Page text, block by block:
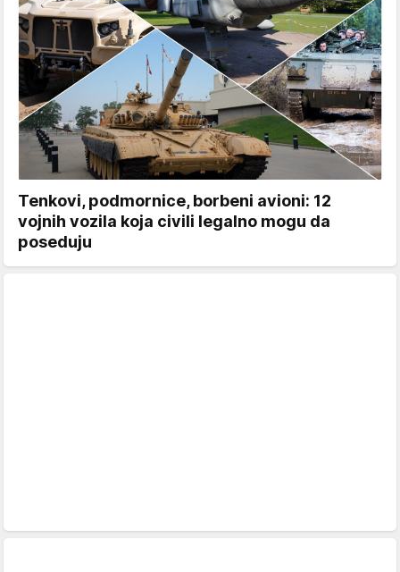
Tenkovi, podmornice, borbeni avioni: 12
vojnih vozila koja civili legalno mogu da
poseduju